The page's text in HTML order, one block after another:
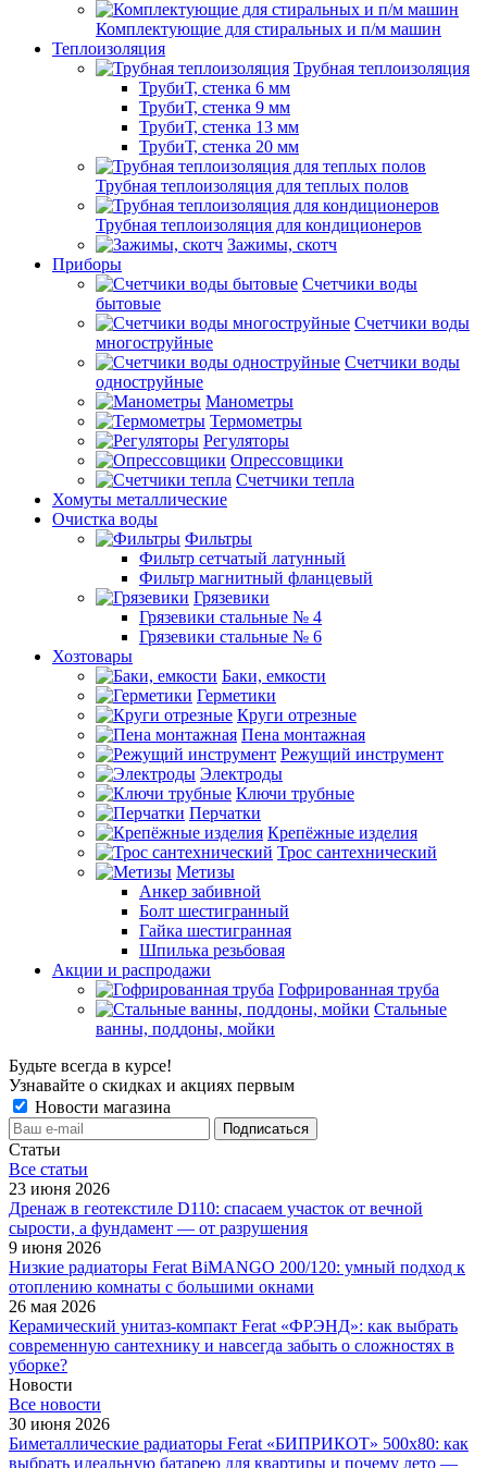
Комплектующие для стиральных и п/м машин
Теплоизоляция
Трубная теплоизоляция
ТрубиТ, стенка 6 мм
ТрубиТ, стенка 9 мм
ТрубиТ, стенка 13 мм
ТрубиТ, стенка 20 мм
Трубная теплоизоляция для теплых полов
Трубная теплоизоляция для кондиционеров
Зажимы, скотч
Приборы
Счетчики воды
бытовые
Счетчики воды
многоструйные
Счетчики воды
одноструйные
Манометры
Термометры
Регуляторы
Опрессовщики
Счетчики тепла
Хомуты металлические
Очистка воды
Фильтры
Фильтр сетчатый латунный
Фильтр магнитный фланцевый
Грязевики
Грязевики стальные № 4
Грязевики стальные № 6
Хозтовары
Баки, емкости
Герметики
Круги отрезные
Пена монтажная
Режущий инструмент
Электроды
Ключи трубные
Перчатки
Крепёжные изделия
Трос сантехнический
Метизы
Анкер забивной
Болт шестигранный
Гайка шестигранная
Шпилька резьбовая
Акции и распродажи
Гофрированная труба
Стальные
ванны, поддоны, мойки
Будьте всегда в курсе!
Узнавайте о скидках и акциях первым
Новости магазина
Статьи
Все cтатьи
23 июня 2026
Дренаж в геотекстиле D110: спасаем участок от вечной
сырости, а фундамент — от разрушения
9 июня 2026
Низкие радиаторы Ferat BiMANGO 200/120: умный подход к
отоплению комнаты с большими окнами
26 мая 2026
Керамический унитаз-компакт Ferat «ФРЭНД»: как выбрать
современную сантехнику и навсегда забыть о сложностях в
уборке?
Новости
Все новости
30 июня 2026
Биметаллические радиаторы Ferat «БИПРИКОТ» 500x80: как
выбрать идеальную батарею для квартиры и почему лето —